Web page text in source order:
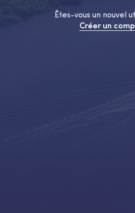
Êtes-vous un nouvel
Créer un